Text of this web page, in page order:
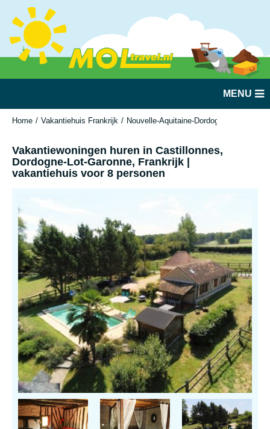
MENU
Home Vakantiehuis Frankrijk Nouvelle-Aquitaine-Dordogne-Lot-
Vakantiewoningen huren in Castillonnes,
Dordogne-Lot-Garonne, Frankrijk |
vakantiehuis voor 8 personen